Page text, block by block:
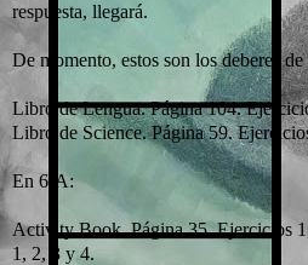
respuesta, llegará.
De momento, estos son los deberes
Libro de Lengua. Página 104.
Libro de Science. Página 59.
En 6ºA:
Activity Book. Página 35. Ejercicios
1, 2, 3 y 4.